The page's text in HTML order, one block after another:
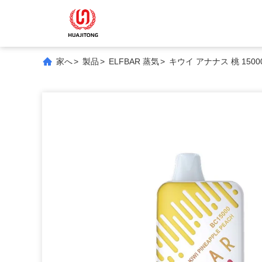
家へ> 製品> ELFBAR 蒸気> キウイ アナナス 桃